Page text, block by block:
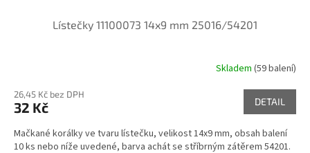
Lístečky 11100073 14x9 mm 25016/54201
Skladem (59 balení)
26,45 Kč bez DPH
32 Kč DETAIL
Mačkané korálky ve tvaru lístečku, velikost 14x9 mm, obsah balení
10 ks nebo níže uvedené, barva achát se stříbrným zátěrem 54201.